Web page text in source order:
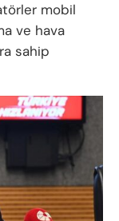
mobil
ve hava
sahip